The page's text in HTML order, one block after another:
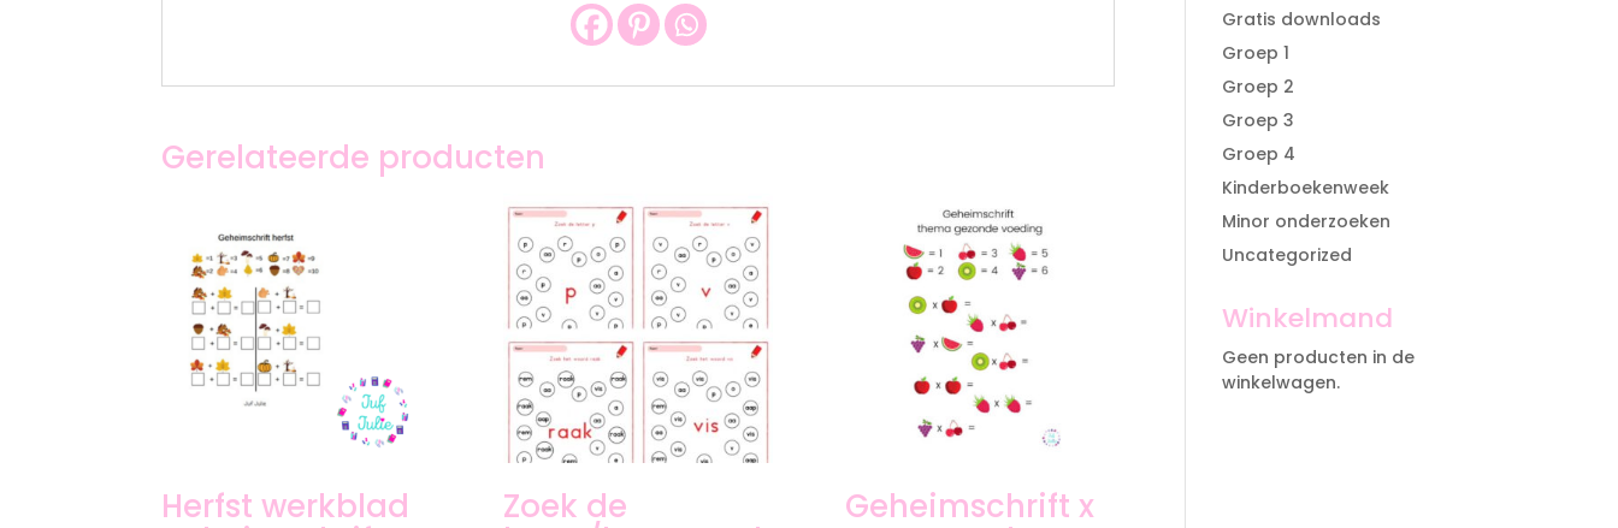
Gerelateerde producten
Herfst werkblad Zoek de Geheimschrift x
Gratis downloads
Groep 1
Groep 2
Groep 3
Groep 4
Kinderboekenweek
Minor onderzoeken
Uncategorized
Winkelmand
Geen producten in de
winkelwagen.